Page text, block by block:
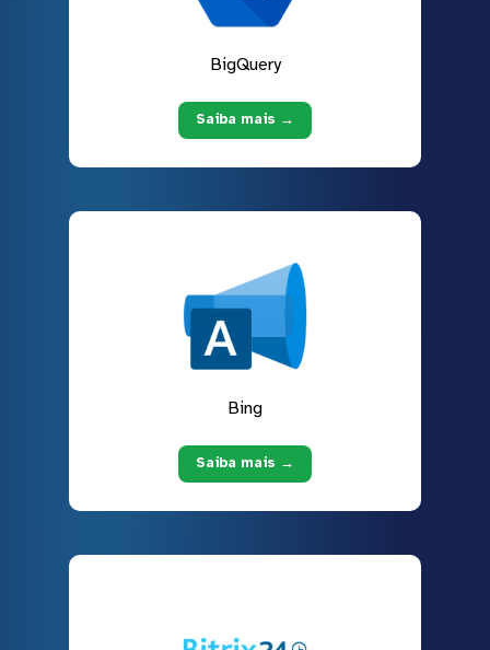
BigQuery
Saiba mais →
Bing
Saiba mais →